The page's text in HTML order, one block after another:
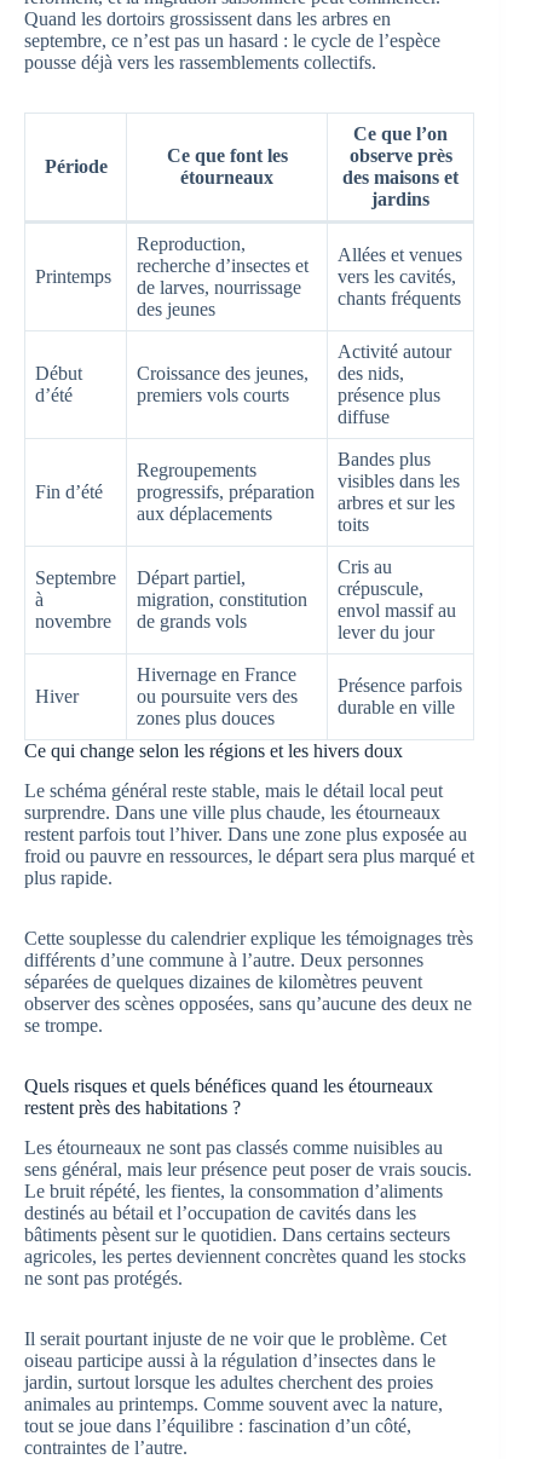
Quand les dortoirs grossissent dans les arbres en
septembre, ce n’est pas un hasard : le cycle de l’espèce
pousse déjà vers les rassemblements collectifs.
Période
Ce que font les
étourneaux
Ce que l’on
observe près
des maisons et
jardins
Printemps
Reproduction,
recherche d’insectes et
de larves, nourrissage
des jeunes
Allées et venues
vers les cavités,
chants fréquents
Début
d’été
Croissance des jeunes,
premiers vols courts
Activité autour
des nids,
présence plus
diffuse
Fin d’été
Regroupements
progressifs, préparation
aux déplacements
Bandes plus
visibles dans les
arbres et sur les
toits
Septembre
à
novembre
Départ partiel,
migration, constitution
de grands vols
Cris au
crépuscule,
envol massif au
lever du jour
Hiver
Hivernage en France
ou poursuite vers des
zones plus douces
Présence parfois
durable en ville
Ce qui change selon les régions et les hivers doux
Le schéma général reste stable, mais le détail local peut
surprendre. Dans une ville plus chaude, les étourneaux
restent parfois tout l’hiver. Dans une zone plus exposée au
froid ou pauvre en ressources, le départ sera plus marqué et
plus rapide.
Cette souplesse du calendrier explique les témoignages très
différents d’une commune à l’autre. Deux personnes
séparées de quelques dizaines de kilomètres peuvent
observer des scènes opposées, sans qu’aucune des deux ne
se trompe.
Quels risques et quels bénéfices quand les étourneaux
restent près des habitations ?
Les étourneaux ne sont pas classés comme nuisibles au
sens général, mais leur présence peut poser de vrais soucis.
Le bruit répété, les fientes, la consommation d’aliments
destinés au bétail et l’occupation de cavités dans les
bâtiments pèsent sur le quotidien. Dans certains secteurs
agricoles, les pertes deviennent concrètes quand les stocks
ne sont pas protégés.
Il serait pourtant injuste de ne voir que le problème. Cet
oiseau participe aussi à la régulation d’insectes dans le
jardin, surtout lorsque les adultes cherchent des proies
animales au printemps. Comme souvent avec la nature,
tout se joue dans l’équilibre : fascination d’un côté,
contraintes de l’autre.